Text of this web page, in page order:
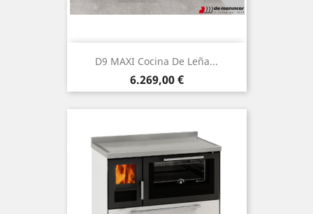
D9 MAXI Cocina De Leña...
Precio
6.269,00 €